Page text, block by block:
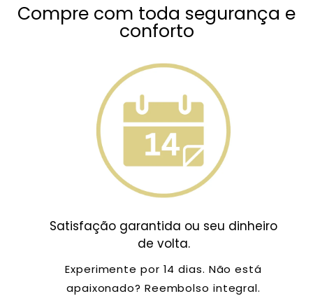
Compre com toda segurança e
conforto
Satisfação garantida ou seu dinheiro
de volta.
Experimente por 14 dias. Não está
apaixonado? Reembolso integral.